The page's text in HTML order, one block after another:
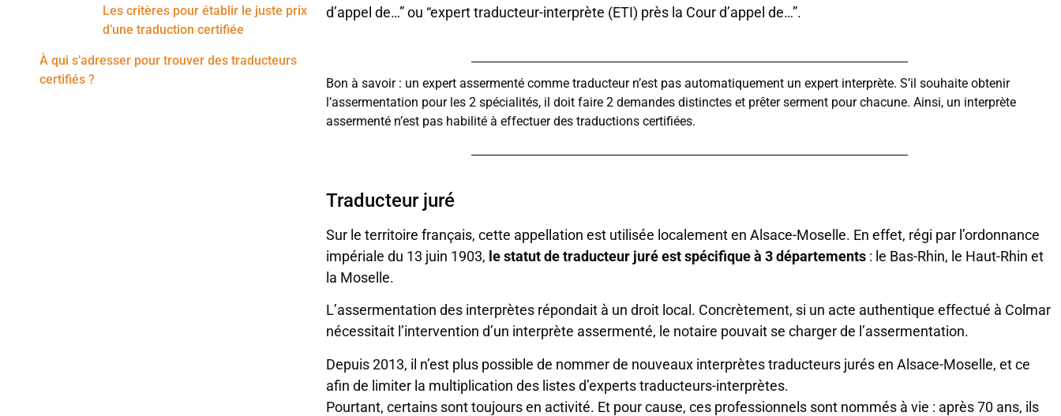
Les critères pour établir le juste prix
d’une traduction certifiée
À qui s’adresser pour trouver des traducteurs
certifiés ?
d’appel de…” ou “expert traducteur-interprète (ETI) près la Cour d’appel de…”.
Bon à savoir : un expert assermenté comme traducteur n’est pas automatiquement un expert interprète. S’il souhaite obtenir
l’assermentation pour les 2 spécialités, il doit faire 2 demandes distinctes et prêter serment pour chacune. Ainsi, un interprète
assermenté n’est pas habilité à effectuer des traductions certifiées.
Traducteur juré
Sur le territoire français, cette appellation est utilisée localement en Alsace-Moselle. En effet, régi par l’ordonnance
impériale du 13 juin 1903, le statut de traducteur juré est spécifique à 3 départements : le Bas-Rhin, le Haut-Rhin et
la Moselle.
L’assermentation des interprètes répondait à un droit local. Concrètement, si un acte authentique effectué à Colmar
nécessitait l’intervention d’un interprète assermenté, le notaire pouvait se charger de l’assermentation.
Depuis 2013, il n’est plus possible de nommer de nouveaux interprètes traducteurs jurés en Alsace-Moselle, et ce
afin de limiter la multiplication des listes d’experts traducteurs-interprètes.
Pourtant, certains sont toujours en activité. Et pour cause, ces professionnels sont nommés à vie : après 70 ans, ils